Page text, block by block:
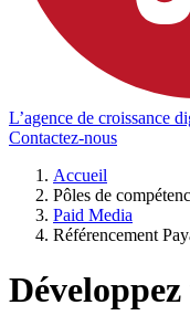
L’agence de croissance
Contactez-nous
Accueil
Pôles de
Paid Media
Référencement